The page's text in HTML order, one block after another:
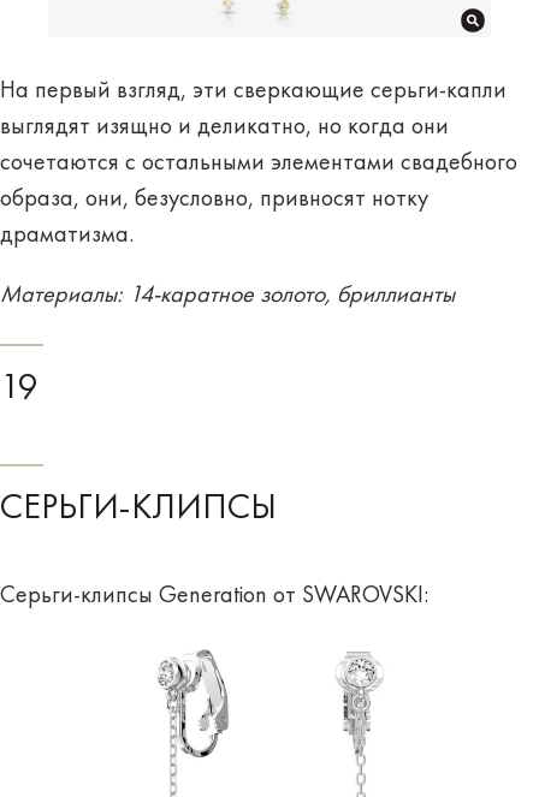
На первый взгляд, эти сверкающие серьги-капли
выглядят изящно и деликатно, но когда они
сочетаются с остальными элементами свадебного
образа, они, безусловно, привносят нотку
драматизма.
Материалы: 14-каратное золото, бриллианты
19
СЕРЬГИ-КЛИПСЫ
Серьги-клипсы Generation от SWAROVSKI: